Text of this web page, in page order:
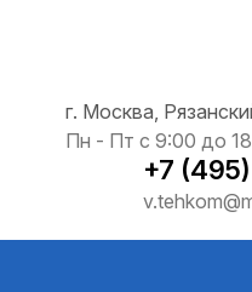
г. Москва,
Пн - Пт с 9:00 до
+7